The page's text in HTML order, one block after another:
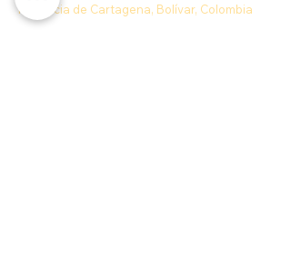
Provincia de Cartagena, Bolívar, Colombia